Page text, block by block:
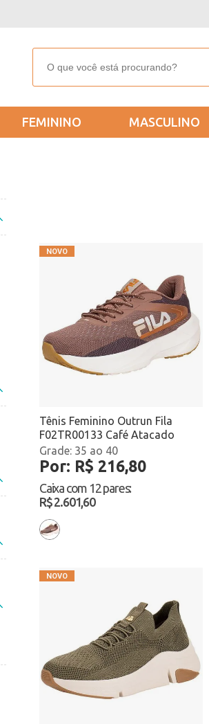
FEMININO MASCULINO
Tênis Feminino Outrun Fila
F02TR00133 Café Atacado
35 ao 40
Por: R$ 216,80
Caixa com 12 pares:
R$ 2.601,60